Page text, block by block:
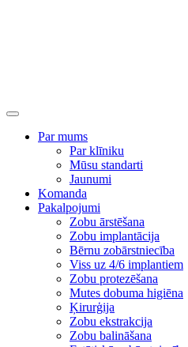
Par mums
Par klīniku
Mūsu standarti
Jaunumi
Komanda
Pakalpojumi
Zobu ārstēšana
Zobu implantācija
Bērnu zobārstniecība
Viss uz 4/6 implantiem
Zobu protezēšana
Mutes dobuma higiēna
Ķirurģija
Zobu ekstrakcija
Zobu balināšana